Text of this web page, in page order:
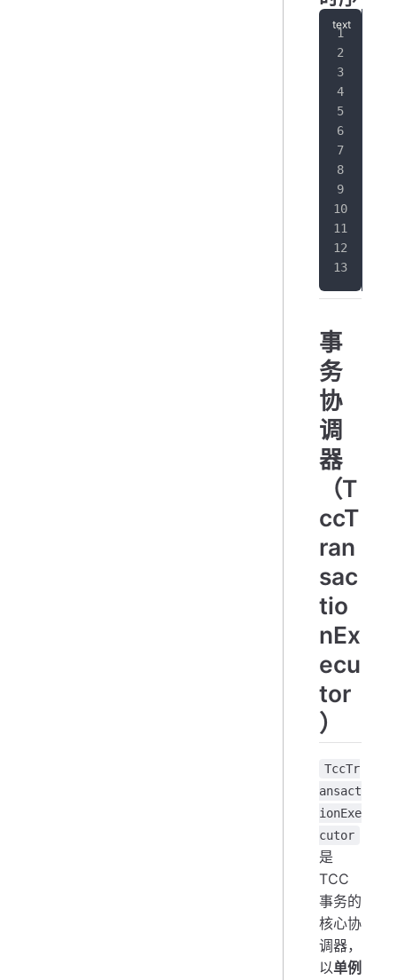
事
务
协
调
器
（T
ccT
ran
sac
tio
nEx
ecu
tor
）
TccTr
ansact
ionExe
cutor
是
TCC
事务的
核心协
调器，
以单例